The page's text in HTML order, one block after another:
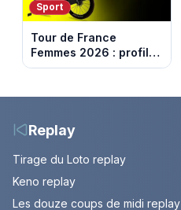
Sport
Tour de France
Femmes 2026 : profil
et horaires de la 8e
Nice
Replay
Tirage du Loto replay
Keno replay
Les douze coups de midi replay